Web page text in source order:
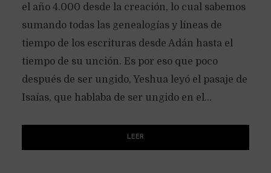
el año 4.000 desde la creación, lo cual sabemos
sumando todas las genealogías y líneas de
tiempo de los escrituras desde Adán hasta el
tiempo de su unción. Es por eso que poco
después de ser ungido, Yeshua leyó el pasaje de
Isaías, que hablaba de ser ungido en el...
LEER